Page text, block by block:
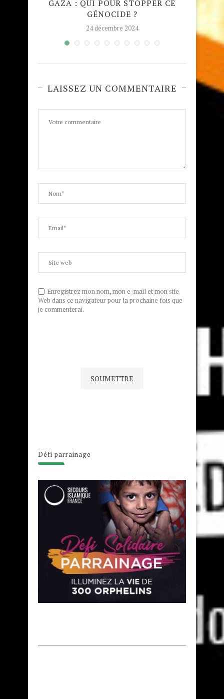
GAZA : QUI POUR STOPPER CE
GÉNOCIDE ?
24 décembre 2024
LAISSEZ UN COMMENTAIRE
Enregistrez mon nom, mon e-mail et mon site
Web dans ce navigateur pour la prochaine fois que
je commenterai.
Défi parrainage